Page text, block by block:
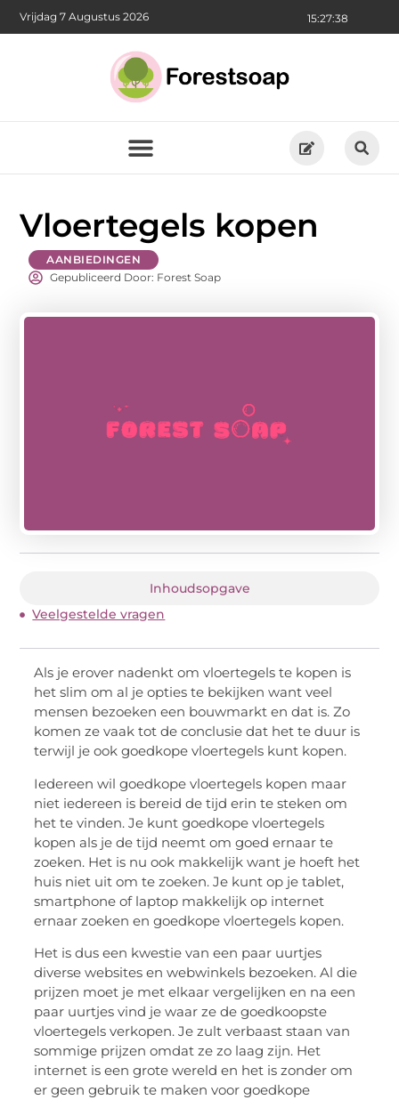
15:27:40
Vrijdag 7 Augustus 2026
Vloertegels kopen
AANBIEDINGEN
Gepubliceerd Door: Forest Soap
Inhoudsopgave
Veelgestelde vragen
Als je erover nadenkt om vloertegels te kopen is
het slim om al je opties te bekijken want veel
mensen bezoeken een bouwmarkt en dat is. Zo
komen ze vaak tot de conclusie dat het te duur is
terwijl je ook goedkope vloertegels kunt kopen.
Iedereen wil goedkope vloertegels kopen maar
niet iedereen is bereid de tijd erin te steken om
het te vinden. Je kunt goedkope vloertegels
kopen als je de tijd neemt om goed ernaar te
zoeken. Het is nu ook makkelijk want je hoeft het
huis niet uit om te zoeken. Je kunt op je tablet,
smartphone of laptop makkelijk op internet
ernaar zoeken en goedkope vloertegels kopen.
Het is dus een kwestie van een paar uurtjes
diverse websites en webwinkels bezoeken. Al die
prijzen moet je met elkaar vergelijken en na een
paar uurtjes vind je waar ze de goedkoopste
vloertegels verkopen. Je zult verbaast staan van
sommige prijzen omdat ze zo laag zijn. Het
internet is een grote wereld en het is zonder om
er geen gebruik te maken voor goedkope